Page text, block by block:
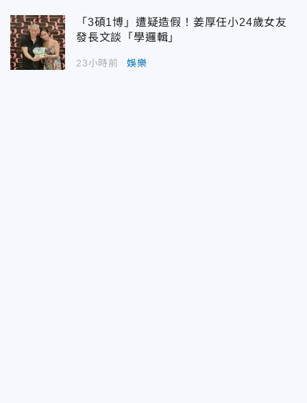
「3碩1博」遭疑造假！姜厚任小24歲女友
發長文談「學邏輯」
23小時前 娛樂